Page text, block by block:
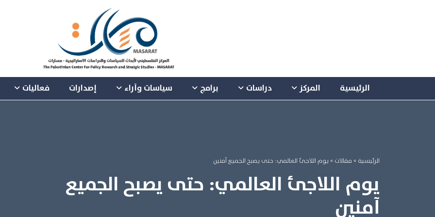
الرئيسية المركز دراسات برامج سياسات وآراء إصدارات فعاليات
الرئيسية » مقالات » يوم اللاجئ العالمي: حتى يصبح الجميع آمنين
يوم اللاجئ العالمي: حتى يصبح الجميع
آمنين